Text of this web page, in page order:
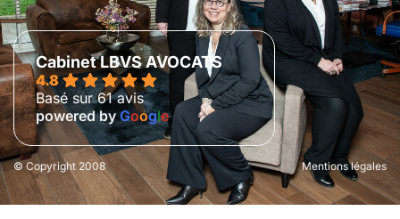
© Copyright 2008 Mentions légales
Cabinet LBVS AVOCATS
4.8
Basé sur 61 avis
powered by Google